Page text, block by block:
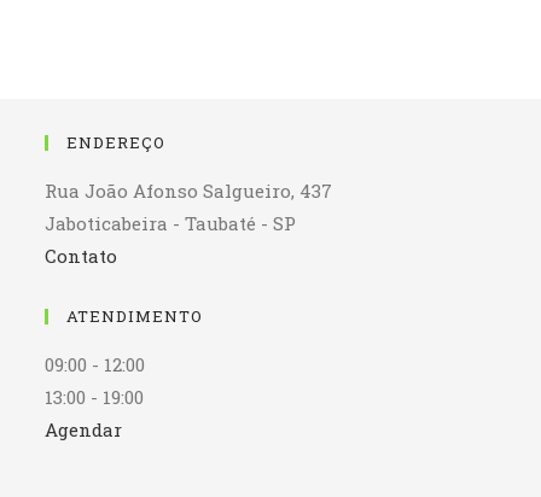
ENDEREÇO
Rua João Afonso Salgueiro, 437
Jaboticabeira - Taubaté - SP
Contato
ATENDIMENTO
09:00 - 12:00
13:00 - 19:00
Agendar